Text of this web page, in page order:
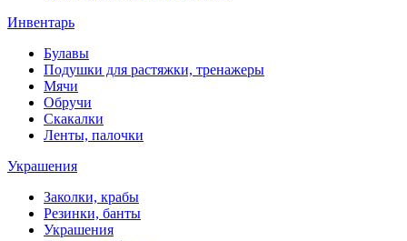
Инвентарь
Булавы
Подушки для растяжки, тренажеры
Мячи
Обручи
Скакалки
Ленты, палочки
Украшения
Заколки, крабы
Резинки, банты
Украшения